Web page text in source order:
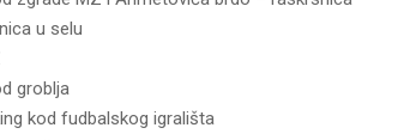
u selu
groblja
kod fudbalskog igrališta